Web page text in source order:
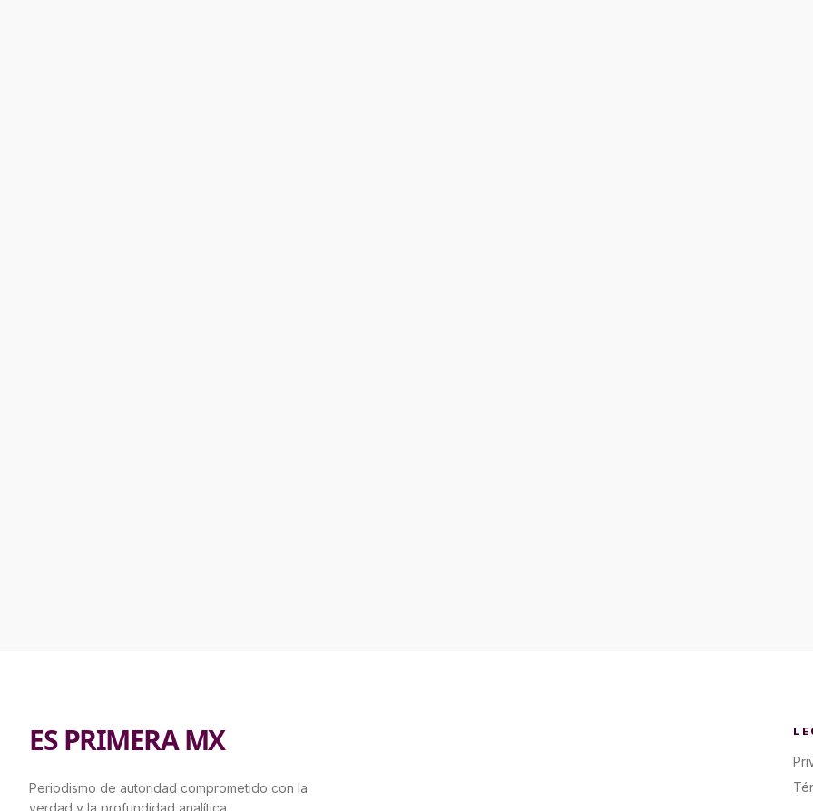
ES PRIMERA MX
Periodismo de autoridad comprometido con la
verdad y la profundidad analítica.